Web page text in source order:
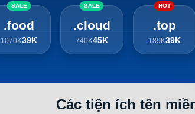
SALE
.food
1070K39K
SALE
.cloud
740K45K
HOT
.top
189K39K
Các tiện ích tên